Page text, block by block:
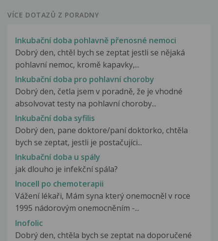
VÍCE DOTAZŮ Z PORADNY
Inkubační doba pohlavně přenosné nemoci
Dobrý den, chtěl bych se zeptat jestli se nějaká
pohlavní nemoc, kromě kapavky,...
Inkubační doba pro pohlavní choroby
Dobrý den, četla jsem v poradně, že je vhodné
absolvovat testy na pohlavní choroby...
Inkubační doba syfilis
Dobrý den, pane doktore/paní doktorko, chtěla
bych se zeptat, jestli je postačujíci...
Inkubační doba u spály
jak dlouho je infekční spála?
Inocell po chemoterapii
Vážení lékaři, Mám syna který onemocněl v roce
1995 nádorovým onemocněním -...
Inofolic
Dobrý den, chtěla bych se zeptat na doporučené